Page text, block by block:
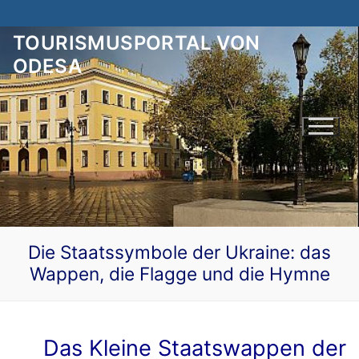
Inhalt
springen
TOURISMUSPORTAL VON
ODESA
Die Staatssymbole der Ukraine: das
Wappen, die Flagge und die Hymne
Das Kleine Staatswappen der